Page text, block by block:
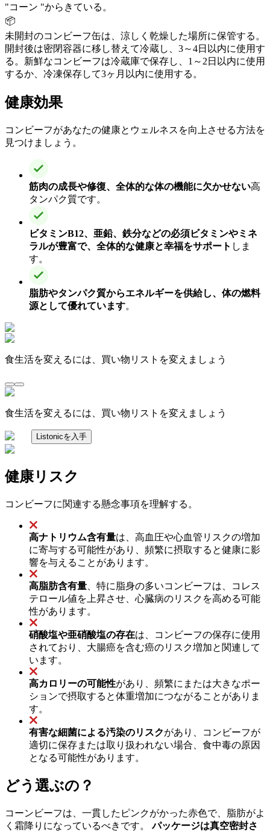
"コーン "からきている。
📦
未開封のコンビーフ缶は、涼しく乾燥した場所に保管する。
開封後は密閉容器に移し替えて冷蔵し、3～4日以内に使用す
る。新鮮なコンビーフは冷蔵庫で保存し、1～2日以内に使用
するか、冷凍保存して3ヶ月以内に使用する。
健康効果
コンビーフがあなたの健康とウェルネスを向上させる方法を
見つけましょう。
筋肉の成長や修復、全体的な体の機能に欠かせない高
タンパク質です。
ビタミンB12、亜鉛、鉄分などの必須ビタミンやミネ
ラルが豊富で、全体的な健康と幸福をサポート しま
す。
脂肪やタンパク質からエネルギーを供給し、体の燃料
源として優れています。
食生活を変えるには、買い物リストを変えましょう
食生活を変えるには、買い物リストを変えましょう
Listonicを入手
健康リスク
コンビーフに関連する懸念事項を理解する。
高ナトリウム含有量は、高血圧や心血管リスクの増加
に寄与する可能性があり、頻繁に摂取すると健康に影
響を与えることがあります。
高脂肪含有量 、特に脂身の多いコンビーフは、コレス
テロール値を上昇させ、心臓病のリスクを高める可能
性があります。
硝酸塩や亜硝酸塩の存在は、コンビーフの保存に使用
されており、大腸癌を含む癌のリスク増加と関連して
います。
高カロリーの可能性があり、頻繁にまたは大きなポー
ションで摂取すると体重増加につながることがありま
す。
有害な細菌による汚染のリスクがあり、コンビーフが
適切に保存または取り扱われない場合、食中毒の原因
となる可能性があります。
どう選ぶの？
コーンビーフは、一貫したピンクがかった赤色で、脂肪がよ
く霜降りになっているべきです。パッケージは真空密封さ